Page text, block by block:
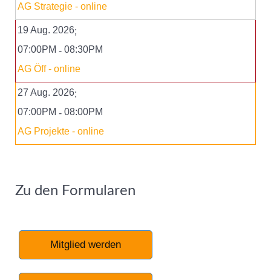
AG Strategie - online
19 Aug. 2026;
07:00PM - 08:30PM
AG Öff - online
27 Aug. 2026;
07:00PM - 08:00PM
AG Projekte - online
Zu den Formularen
Mitglied werden